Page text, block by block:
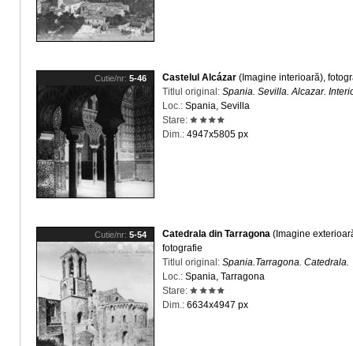
Cutie/nr: 5-46 Castelul Alcázar (Imagine interioară),
Titlul original: Spania. Sevilla. Alcazar.
Loc.: Spania, Sevilla
Stare:
Dim.: 4947x5805 px
Cutie/nr: 5-54 Catedrala din Tarragona (Imagine
fotografie
Titlul original: Spania.Tarragona. Catedrala.
Loc.: Spania, Tarragona
Stare:
Dim.: 6634x4947 px